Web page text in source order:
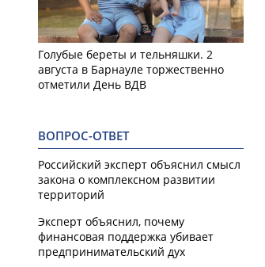
Голубые береты и тельняшки. 2
августа в Барнауле торжественно
отметили День ВДВ
ВОПРОС-ОТВЕТ
Российский эксперт объяснил смысл
закона о комплексном развитии
территорий
Эксперт объяснил, почему
финансовая поддержка убивает
предпринимательский дух